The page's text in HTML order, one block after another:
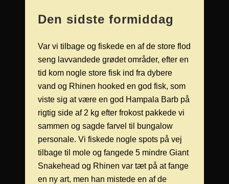
Den sidste formiddag
Var vi tilbage og fiskede en af de store flod
seng lavvandede grødet områder, efter en
tid kom nogle store fisk ind fra dybere
vand og Rhinen hooked en god fisk, som
viste sig at være en god Hampala Barb på
rigtig side af 2 kg efter frokost pakkede vi
sammen og sagde farvel til bungalow
personale. Vi fiskede nogle spots på vej
tilbage til mole og fangede 5 mindre Giant
Snakehead og Rhinen var tæt på at fange
en ny art, men han mistede en af de